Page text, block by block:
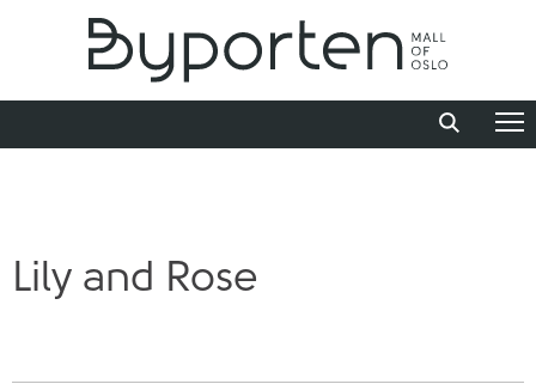
Lily and Rose